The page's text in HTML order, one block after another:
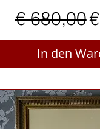
€ 680,00
In den